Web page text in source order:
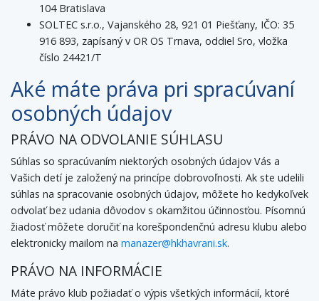
104 Bratislava
SOLTEC s.r.o., Vajanského 28, 921 01 Piešťany, IČO: 35
916 893, zapísaný v OR OS Trnava, oddiel Sro, vložka
číslo 24421/T
Aké máte práva pri spracúvaní
osobných údajov
PRÁVO NA ODVOLANIE SÚHLASU
Súhlas so spracúvaním niektorých osobných údajov Vás a
Vašich detí je založený na princípe dobrovoľnosti. Ak ste udelili
súhlas na spracovanie osobných údajov, môžete ho kedykoľvek
odvolať bez udania dôvodov s okamžitou účinnosťou. Písomnú
žiadosť môžete doručiť na korešpondenčnú adresu klubu alebo
elektronicky mailom na manazer@hkhavrani.sk.
PRÁVO NA INFORMÁCIE
Máte právo klub požiadať o výpis všetkých informácií, ktoré